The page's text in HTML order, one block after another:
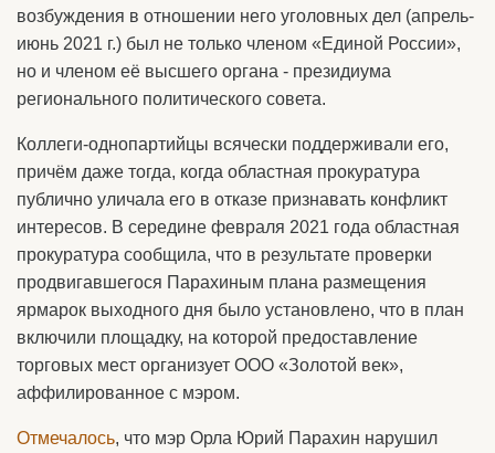
возбуждения в отношении него уголовных дел (апрель-
июнь 2021 г.) был не только членом «Единой России»,
но и членом её высшего органа - президиума
регионального политического совета.
Коллеги-однопартийцы всячески поддерживали его,
причём даже тогда, когда областная прокуратура
публично уличала его в отказе признавать конфликт
интересов. В середине февраля 2021 года областная
прокуратура сообщила, что в результате проверки
продвигавшегося Парахиным плана размещения
ярмарок выходного дня было установлено, что в план
включили площадку, на которой предоставление
торговых мест организует ООО «Золотой век»,
аффилированное с мэром.
Отмечалось, что мэр Орла Юрий Парахин нарушил